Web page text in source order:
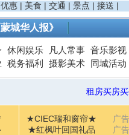
优惠 | 美食 | 交通 | 景点 | 接送 |
蒙城华人报》
休闲娱乐 凡人常事 音乐影视
税务福利 摄影美术 同城活动
租房买房
★CIEC瑞和窗帘★
广
★红枫叶回国礼品
广